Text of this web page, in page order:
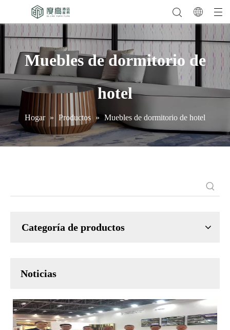
Muebles de dormitorio de
hotel
Hogar » Productos » Muebles de dormitorio de hotel
Categoría de productos
Noticias